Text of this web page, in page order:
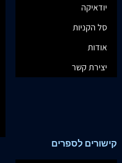
יודאיקה
סל הקניות
אודות
יצירת קשר
קישורים לספרים